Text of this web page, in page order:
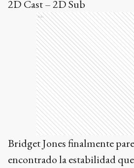
2D Cast – 2D Sub
Ads
Bridget Jones finalmente
encontrado la estabilidad